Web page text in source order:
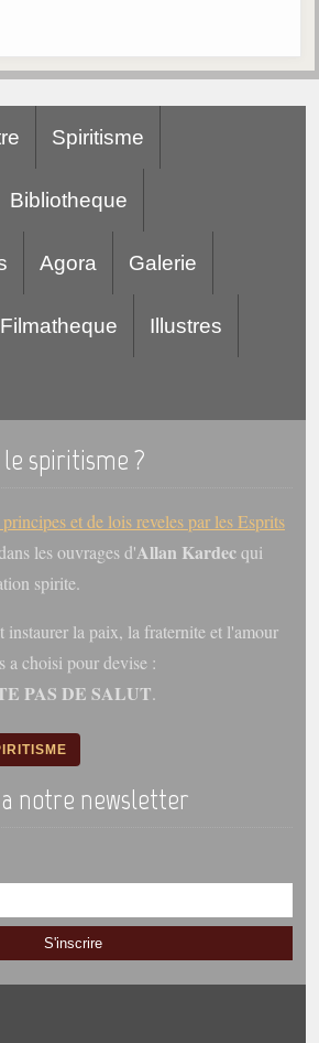
Spiritisme
Bibliotheque
Agora Galerie
Filmatheque Illustres
spiritisme ?
et de lois reveles par les Esprits
les ouvrages d'Allan Kardecqui
spirite.
instaurer la paix, la fraternite et l'amour
a choisi pour devise :
PAS DE SALUT.
notre newsletter
S'inscrire